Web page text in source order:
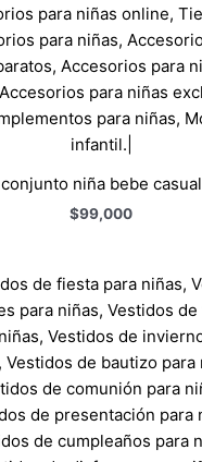
conjunto niña bebe casual
$99,000